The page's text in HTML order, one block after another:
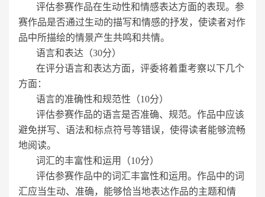
评估参赛作品在生动性和情感表达方面的表现。参
赛作品是否通过生动的描写和情感的抒发，使读者对作
品中所描绘的情景产生共鸣和共情。
语言和表达（30分）
在评分语言和表达方面，评委将着重考察以下几个
方面：
语言的准确性和规范性（10分）
评估参赛作品的语言是否准确、规范。作品中应该
避免拼写、语法和标点符号等错误，使得读者能够流畅
地阅读。
词汇的丰富性和运用（10分）
评估参赛作品中的词汇丰富性和运用。作品中的词
汇应当生动、准确，能够恰当地表达作品的主题和情